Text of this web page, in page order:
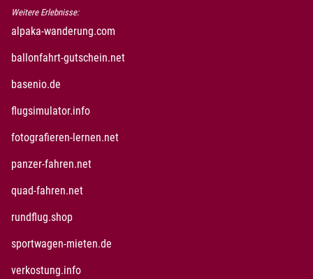
Weitere Erlebnisse:
alpaka-wanderung.com
ballonfahrt-gutschein.netöffnet in neuem Fenster
basenio.de
flugsimulator.infoöffnet in neuem Fenster
fotografieren-lernen.netöffnet in neuem Fenster
panzer-fahren.netöffnet in neuem Fenster
quad-fahren.netöffnet in neuem Fenster
rundflug.shopöffnet in neuem Fenster
sportwagen-mieten.de
verkostung.infoöffnet in neuem Fenster